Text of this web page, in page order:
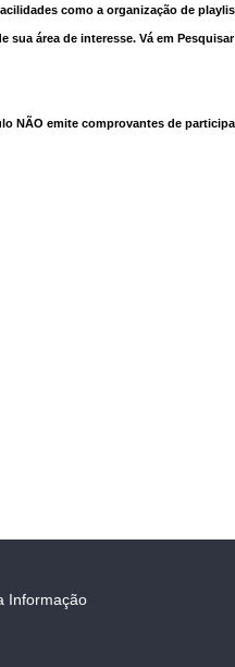
como a organização de
sua área de interesse. Vá em
NÃO emite comprovantes de
Informação